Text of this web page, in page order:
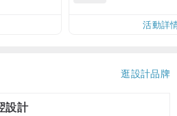
活動詳
逛設計品牌
設計